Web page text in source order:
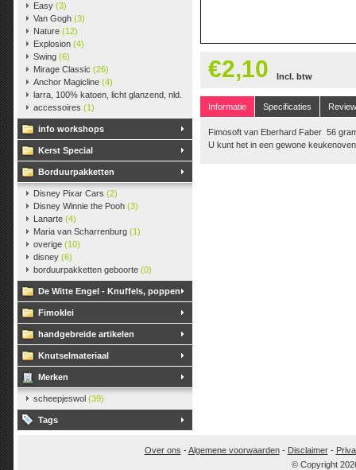
Easy (3)
Van Gogh (3)
Nature (12)
Explosion (4)
Swing (6)
Mirage Classic (26)
Anchor Magicline (4)
larra, 100% katoen, licht glanzend, nld. 2,5-3, ca. 125m, 50 gr.(38)
accessoires (1)
info workshops
Kerst Special
Borduurpakketten
Disney Pixar Cars (2)
Disney Winnie the Pooh (3)
Lanarte (4)
Maria van Scharrenburg (1)
overige (10)
disney (6)
borduurpakketten geboorte (0)
De Witte Engel - Knuffels, poppen
Fimoklei
handgebreide artikelen
Knutselmateriaal
Merken
scheepjeswol (39)
Tags
€2,10 Incl. btw
Informatie Specificaties
Fimosoft van Eberhard Faber 56
U kunt het in een gewone
Over ons -Algemene voorwaarden- Disclaimer-
© Copyright